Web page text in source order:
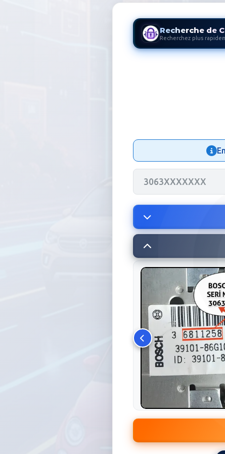
Recherche de
Recherchez plus